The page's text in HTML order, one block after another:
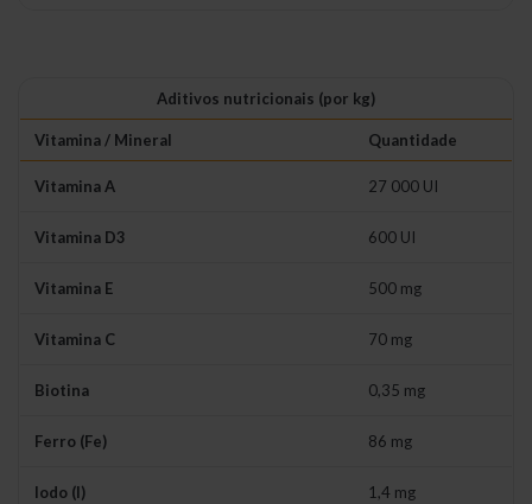
Aditivos nutricionais (por kg)
Vitamina / Mineral Quantidade
Vitamina A 27 000 UI
Vitamina D3 600 UI
Vitamina E 500 mg
Vitamina C 70 mg
Biotina 0,35 mg
Ferro (Fe) 86 mg
Iodo (I) 1,4 mg